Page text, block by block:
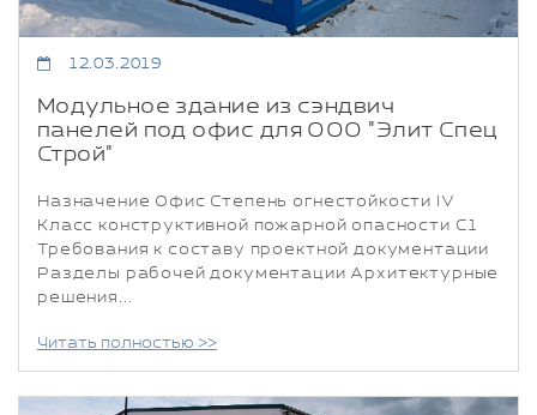
12.03.2019
Модульное здание из сэндвич
панелей под офис для ООО "Элит Спец
Строй"
Назначение Офис Степень огнестойкости IV
Класс конструктивной пожарной опасности С1
Требования к составу проектной документации
Разделы рабочей документации Архитектурные
решения...
Читать полностью >>